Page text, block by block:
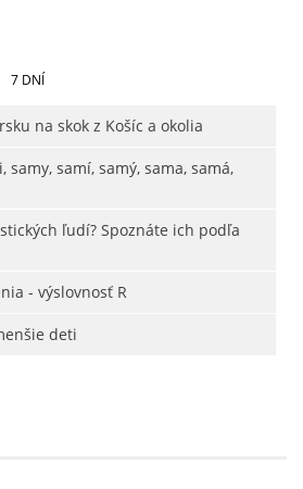
7 DNÍ
na skok z Košíc a okolia
samy, samí, samý, sama, samá,
ľudí? Spoznáte ich podľa
- výslovnosť R
deti